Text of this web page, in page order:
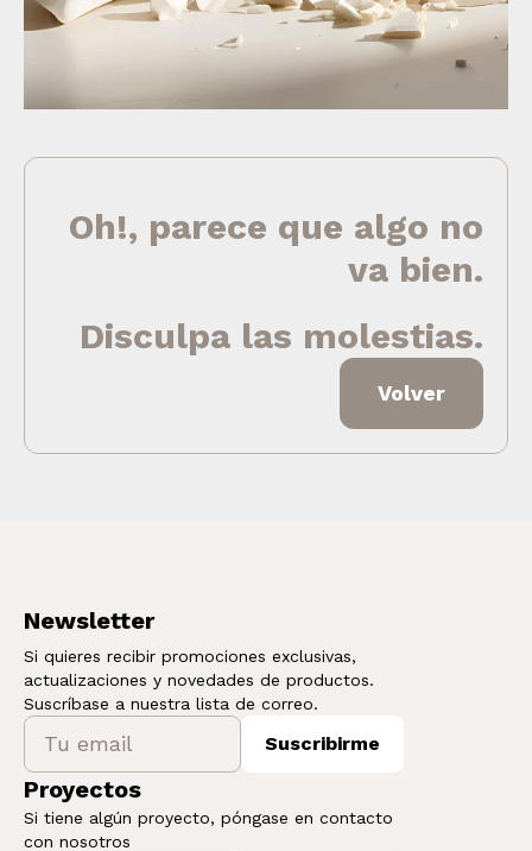
Oh!, parece que algo no
va bien.
Disculpa las molestias.
Volver
Newsletter
Si quieres recibir promociones exclusivas,
actualizaciones y novedades de productos.
Suscríbase a nuestra lista de correo.
Suscribirme
Proyectos
Si tiene algún proyecto, póngase en contacto
con nosotros